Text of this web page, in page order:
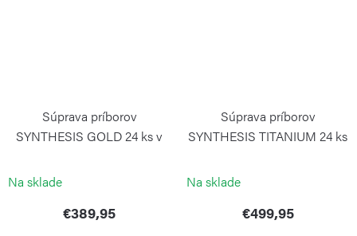
Súprava príborov
SYNTHESIS GOLD 24 ks v
Na sklade
€389,95
Súprava príborov
SYNTHESIS TITANIUM 24 ks
Na sklade
€499,95